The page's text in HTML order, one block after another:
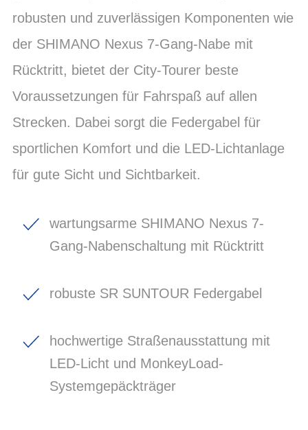
robusten und zuverlässigen Komponenten wie
der SHIMANO Nexus 7-Gang-Nabe mit
Rücktritt, bietet der City-Tourer beste
Voraussetzungen für Fahrspaß auf allen
Strecken. Dabei sorgt die Federgabel für
sportlichen Komfort und die LED-Lichtanlage
für gute Sicht und Sichtbarkeit.
wartungsarme SHIMANO Nexus 7-
Gang-Nabenschaltung mit Rücktritt
robuste SR SUNTOUR Federgabel
hochwertige Straßenausstattung mit
LED-Licht und MonkeyLoad-
Systemgepäckträger